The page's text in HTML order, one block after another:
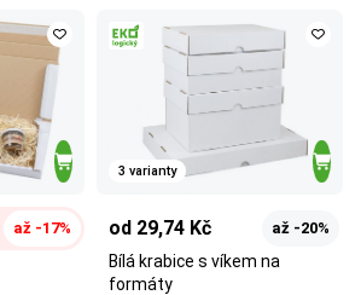
až -17%
3 varianty
od 29,74 Kč až -20%
Bílá krabice s víkem na
formáty